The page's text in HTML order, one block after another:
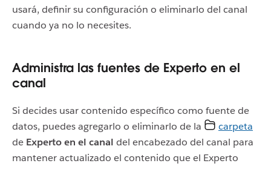
usará, definir su configuración o eliminarlo del canal
cuando ya no lo necesites.
Administra las fuentes de Experto en el
canal
Si decides usar contenido específico como fuente de
datos, puedes agregarlo o eliminarlo de la
carpeta
de Experto en el canal del encabezado del canal para
mantener actualizado el contenido que el Experto